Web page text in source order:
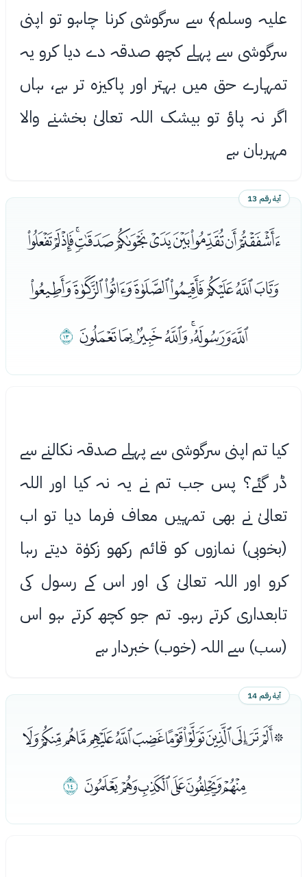
علیہ وسلم﴾ سے سرگوشی کرنا چاہو تو اپنی
سرگوشی سے پہلے کچھ صدقہ دے دیا کرو یہ
تمہارے حق میں بہتر اور پاکیزه تر ہے، ہاں
اگر نہ پاؤ تو بیشک اللہ تعالیٰ بخشنے واﻻ
مہربان ہے
آية رقم 13
ﭪﭫﭬﭭﭮﭯﭰﭱﭲﭳﭴ
ﭵﭶﭷﭸﭹﭺﭻﭼ
ﭽﭾﭿﮀﮁﮂﮃﮄ
کیا تم اپنی سرگوشی سے پہلے صدقہ نکالنے سے
ڈر گئے؟ پس جب تم نے یہ نہ کیا اور اللہ
تعالیٰ نے بھی تمہیں معاف فرما دیا تو اب
(بخوبی) نمازوں کو قائم رکھو زکوٰة دیتے رہا
کرو اور اللہ تعالیٰ کی اور اس کے رسول کی
تابعداری کرتے رہو۔ تم جو کچھ کرتے ہو اس
(سب) سے اللہ (خوب) خبردار ہے
آية رقم 14
ﮅﮆﮇﮈﮉﮊﮋﮌﮍﮎﮏﮐﮑﮒ
ﮓﮔﮕﮖﮗﮘﮙ